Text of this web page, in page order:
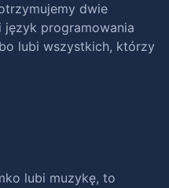
dwie
programowania
lubi wszystkich, którzy
lubi muzykę, to